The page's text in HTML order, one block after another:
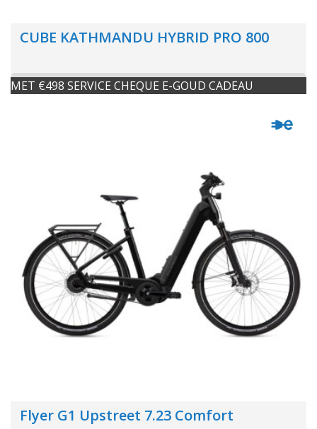
CUBE KATHMANDU HYBRID PRO 800
MET €498 SERVICE CHEQUE E-GOUD CADEAU
Flyer G1 Upstreet 7.23 Comfort